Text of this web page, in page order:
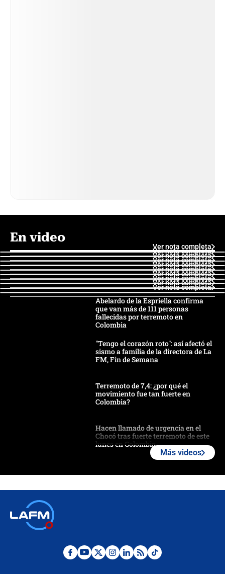
En video
Ver nota completa
Ver nota completa
Ver nota completa
Ver nota completa
Ver nota completa
Ver nota completa
Ver nota completa
Ver nota completa
Ver nota completa
Ver nota completa
Abelardo de la Espriella confirma
que van más de 111 personas
fallecidas por terremoto en
Colombia
"Tengo el corazón roto": así afectó el
sismo a familia de la directora de La
FM, Fin de Semana
Terremoto de 7,4: ¿por qué el
movimiento fue tan fuerte en
Colombia?
Hacen llamado de urgencia en el
Chocó tras fuerte terremoto de este
lunes en Colombia
Fuerte temblor en Colombia hoy:
Más videos